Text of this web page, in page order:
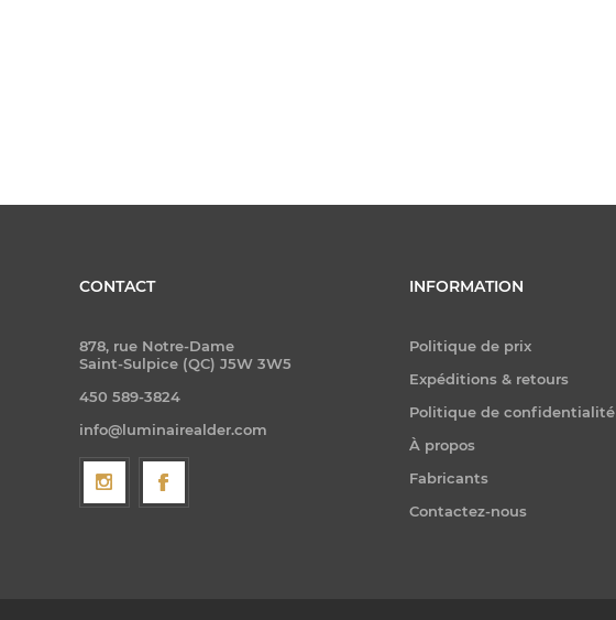
CONTACT
878, rue Notre-Dame
Saint-Sulpice (QC) J5W 3W5
450 589-3824
info@luminairealder.com
INFORMATION
Politique de prix
Expéditions & retours
Politique de confidentialité
À propos
Fabricants
Contactez-nous